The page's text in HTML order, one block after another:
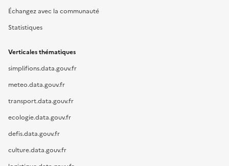
Échangez avec la communauté
Statistiques
Verticales thématiques
simplifions.data.gouv.fr
meteo.data.gouv.fr
transport.data.gouv.fr
ecologie.data.gouv.fr
defis.data.gouv.fr
culture.data.gouv.fr